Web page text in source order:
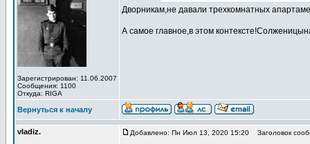
Зарегистрирован: 11.06.2007
Сообщения: 1100
Откуда: RIGA
Дворникам,не давали трехкомнатных
А самое главное,в этом
Вернуться к началу
vladiz. Добавлено: Пн Июл 13, 2020 15:20 Заголовок